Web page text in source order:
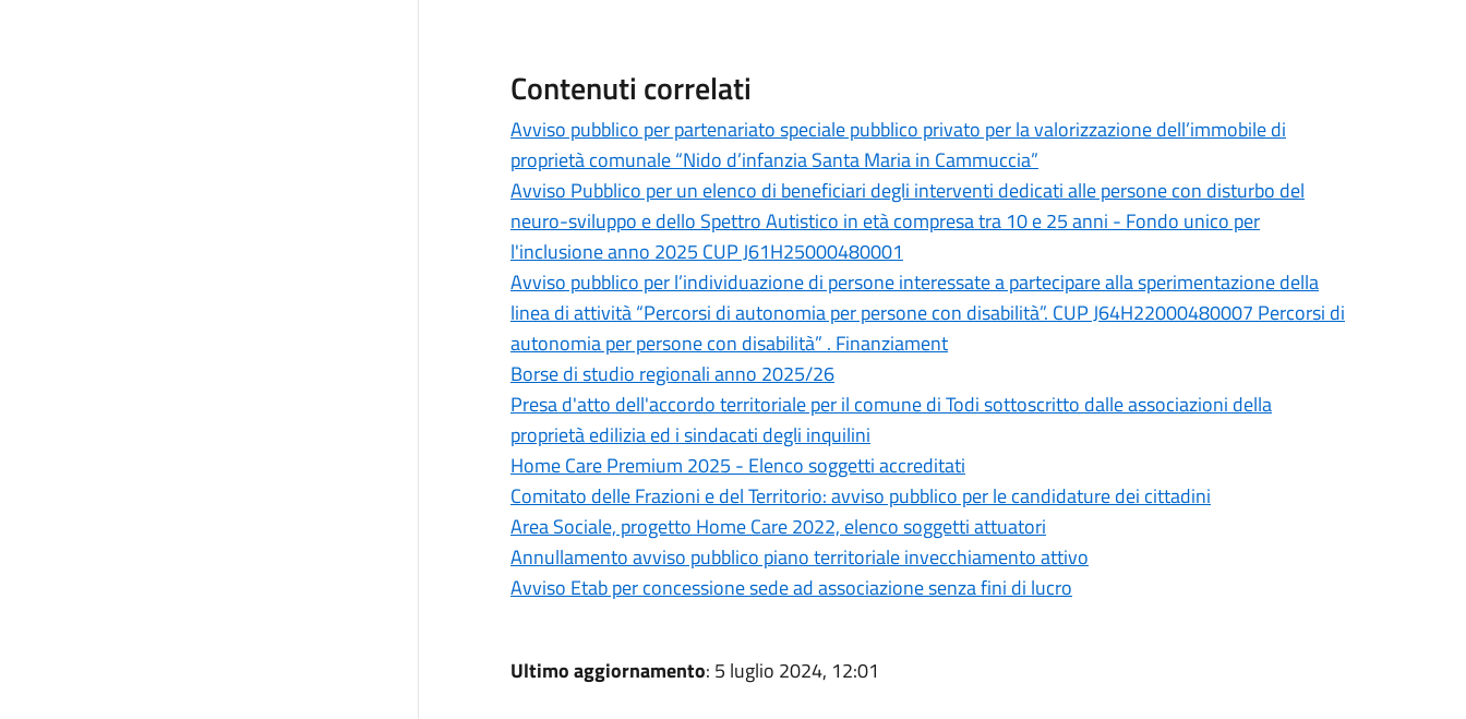
Contenuti correlati
Avviso pubblico per partenariato speciale pubblico privato per la valorizzazione dell’immobile di
proprietà comunale “Nido d’infanzia Santa Maria in Cammuccia”
Avviso Pubblico per un elenco di beneficiari degli interventi dedicati alle persone con disturbo del
neuro-sviluppo e dello Spettro Autistico in età compresa tra 10 e 25 anni - Fondo unico per
l'inclusione anno 2025 CUP J61H25000480001
Avviso pubblico per l’individuazione di persone interessate a partecipare alla sperimentazione della
linea di attività “Percorsi di autonomia per persone con disabilità”. CUP J64H22000480007 Percorsi di
autonomia per persone con disabilità” . Finanziament
Borse di studio regionali anno 2025/26
Presa d'atto dell'accordo territoriale per il comune di Todi sottoscritto dalle associazioni della
proprietà edilizia ed i sindacati degli inquilini
Home Care Premium 2025 - Elenco soggetti accreditati
Comitato delle Frazioni e del Territorio: avviso pubblico per le candidature dei cittadini
Area Sociale, progetto Home Care 2022, elenco soggetti attuatori
Annullamento avviso pubblico piano territoriale invecchiamento attivo
Avviso Etab per concessione sede ad associazione senza fini di lucro
Ultimo aggiornamento: 5 luglio 2024, 12:01